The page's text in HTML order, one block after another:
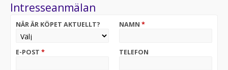
Intresseanmälan
NÄR ÄR KÖPET AKTUELLT? NAMN *
E-POST * TELEFON